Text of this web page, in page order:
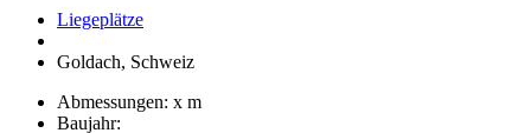
Liegeplätze
Goldach, Schweiz
Abmessungen: x m
Baujahr: